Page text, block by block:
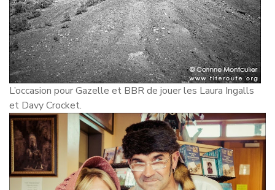
L’occasion pour Gazelle et BBR de jouer les Laura Ingalls
et Davy Crocket.